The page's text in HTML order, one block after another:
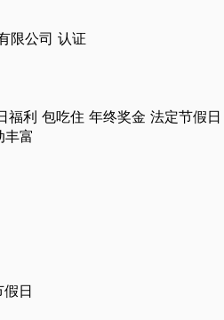
限公司 认证
福利 包吃住 年终奖金 法定节假日
丰富
假日